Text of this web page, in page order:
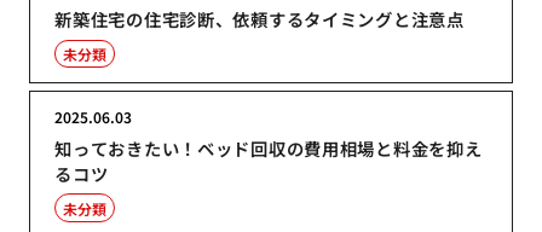
新築住宅の住宅診断、依頼するタイミングと注意点
未分類
知っておきたい！ベッド回収の費用相場と料金を抑え
るコツ
2025.06.03
未分類